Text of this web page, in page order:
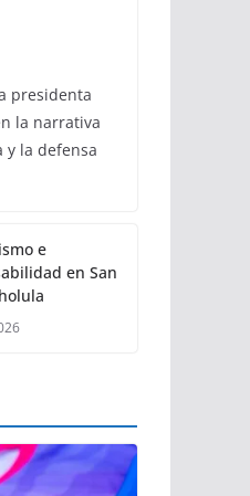
presidenta
la narrativa
la defensa
e
en San